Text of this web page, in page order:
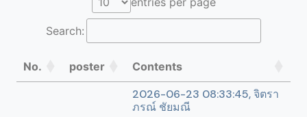
Search:
No. poster Contents
2026-06-23 08:33:45, จิตรา
ภรณ์ ชัยมณี